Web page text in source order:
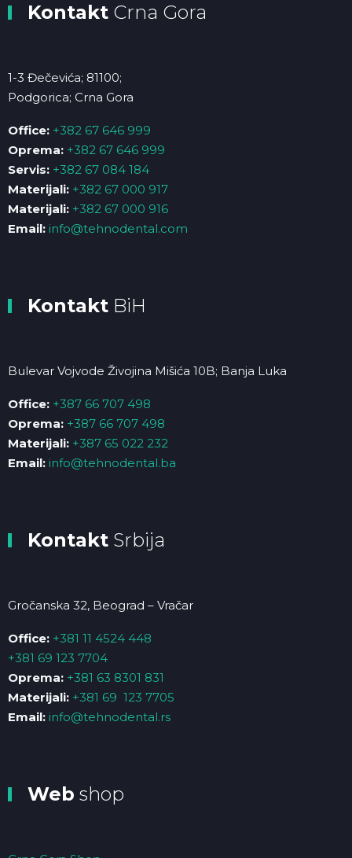
Kontakt Crna Gora
1-3 Đečevića; 81100;
Podgorica; Crna Gora
Office: +382 67 646 999
Oprema: +382 67 646 999
Servis: +382 67 084 184
Materijali: +382 67 000 917
Materijali: +382 67 000 916
Email: info@tehnodental.com
Kontakt BiH
Bulevar Vojvode Živojina Mišića 10B; Banja Luka
Office: +387 66 707 498
Oprema: +387 66 707 498
Materijali: +387 65 022 232
Email: info@tehnodental.ba
Kontakt Srbija
Gročanska 32, Beograd – Vračar
Office: +381 11 4524 448
+381 69 123 7704
Oprema: +381 63 8301 831
Materijali: +381 69 123 7705
Email: info@tehnodental.rs
Web shop